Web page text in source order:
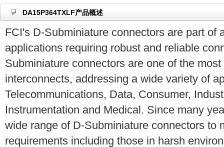
DA15P364TXLF产品概述
FCI's D-Subminiature connectors are part of
applications requiring robust and reliable
Subminiature connectors are one of the
interconnects, addressing a wide variety of
Telecommunications, Data, Consumer,
Instrumentation and Medical. Since many
wide range of D-Subminiature connectors to
requirements including those in harsh